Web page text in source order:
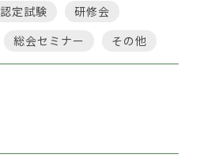
認定試験
研修会
総会セミナー その他